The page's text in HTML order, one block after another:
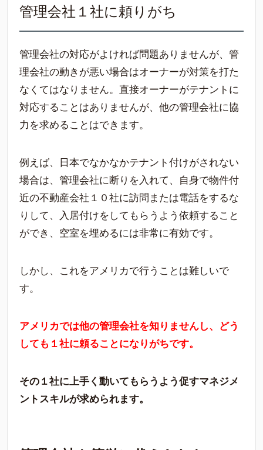
管理会社１社に頼りがち
管理会社の対応がよければ問題ありませんが、管
理会社の動きが悪い場合はオーナーが対策を打た
なくてはなりません。直接オーナーがテナントに
対応することはありませんが、他の管理会社に協
力を求めることはできます。
例えば、日本でなかなかテナント付けがされない
場合は、管理会社に断りを入れて、自身で物件付
近の不動産会社１０社に訪問または電話をするな
りして、入居付けをしてもらうよう依頼すること
ができ、空室を埋めるには非常に有効です。
しかし、これをアメリカで行うことは難しいで
す。
アメリカでは他の管理会社を知りませんし、どう
しても１社に頼ることになりがちです。
その１社に上手く動いてもらうよう促すマネジメ
ントスキルが求められます。